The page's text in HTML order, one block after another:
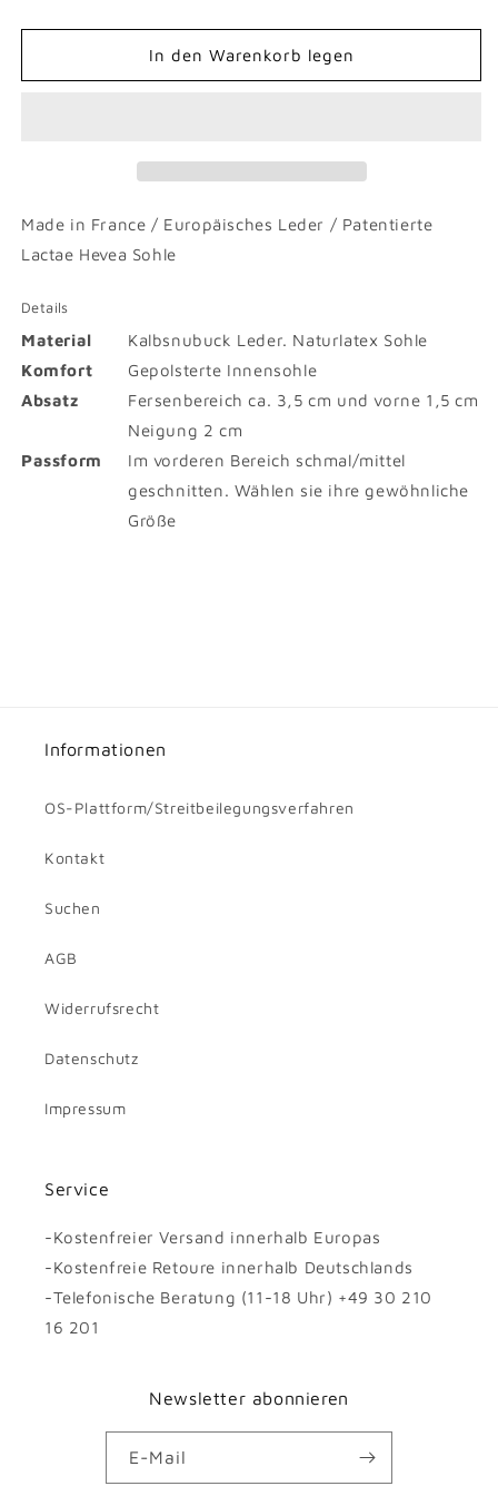
In den Warenkorb legen
Made in France / Europäisches Leder / Patentierte
Lactae Hevea Sohle
Details
Material
Kalbsnubuck Leder. Naturlatex Sohle
Komfort
Gepolsterte Innensohle
Absatz
Fersenbereich ca. 3,5 cm und vorne 1,5 cm
Neigung 2 cm
Passform
Im vorderen Bereich schmal/mittel
geschnitten. Wählen sie ihre gewöhnliche
Größe
Informationen
OS-Plattform/Streitbeilegungsverfahren
Kontakt
Suchen
AGB
Widerrufsrecht
Datenschutz
Impressum
Service
-Kostenfreier Versand innerhalb Europas
-Kostenfreie Retoure innerhalb Deutschlands
-Telefonische Beratung (11-18 Uhr) +49 30 210
16 201
Newsletter abonnieren
E-Mail